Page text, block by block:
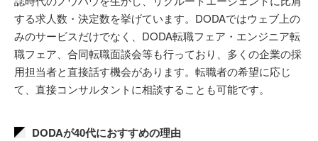
する求人数・決定数を挙げています。DODAではウェブ上の
みのサービスだけでなく、DODA転職フェア・エンジニア転
職フェア、合同転職面談会等も行っており、多くの企業の採
用担当者と直接話す機会があります。転職者の希望に応じ
て、直接コンサルタントに相談することも可能です。
DODAが40代におすすめの理由